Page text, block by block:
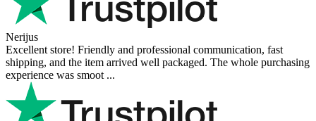
Nerijus
Excellent store! Friendly and professional communication, fast
shipping, and the item arrived well packaged. The whole purchasing
experience was smoot ...